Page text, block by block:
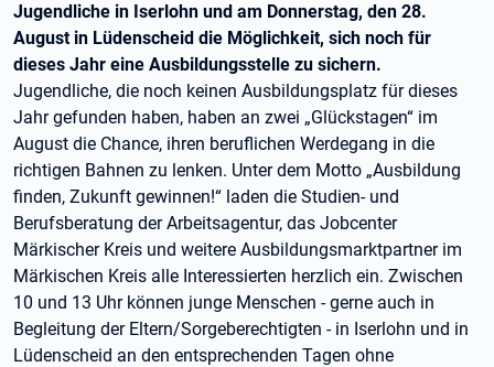
Jugendliche in Iserlohn und am Donnerstag, den 28.
August in Lüdenscheid die Möglichkeit, sich noch für
dieses Jahr eine Ausbildungsstelle zu sichern.
Jugendliche, die noch keinen Ausbildungsplatz für dieses
Jahr gefunden haben, haben an zwei „Glückstagen“ im
August die Chance, ihren beruflichen Werdegang in die
richtigen Bahnen zu lenken. Unter dem Motto „Ausbildung
finden, Zukunft gewinnen!“ laden die Studien- und
Berufsberatung der Arbeitsagentur, das Jobcenter
Märkischer Kreis und weitere Ausbildungsmarktpartner im
Märkischen Kreis alle Interessierten herzlich ein. Zwischen
10 und 13 Uhr können junge Menschen - gerne auch in
Begleitung der Eltern/Sorgeberechtigten - in Iserlohn und in
Lüdenscheid an den entsprechenden Tagen ohne